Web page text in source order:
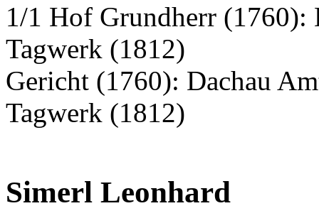
1/1 Hof Grundherr
Tagwerk (1812)
Gericht (1760): Dachau
Tagwerk (1812)
Simerl Leonhard